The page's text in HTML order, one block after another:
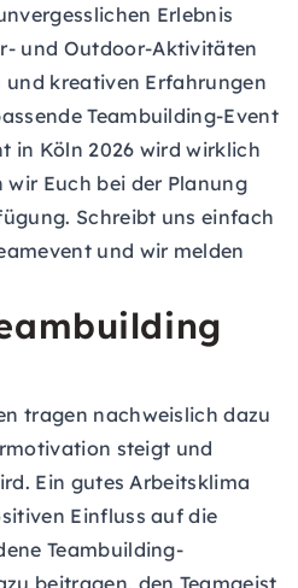
Erlebnis
und Outdoor-Aktivitäten
kreativen Erfahrungen
Teambuilding-Event
in Köln 2026 wird wirklich
wir Euch bei der Planung
Schreibt uns einfach
und wir melden
tragen nachweislich dazu
steigt und
Ein gutes Arbeitsklima
Einfluss auf die
Teambuilding-
beitragen, den Teamgeist